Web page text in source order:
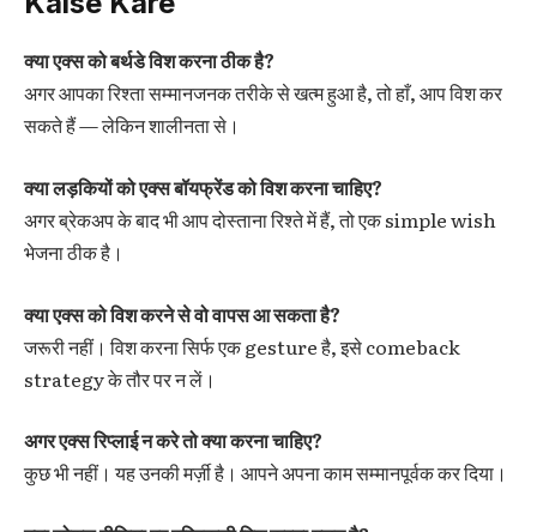
क्या एक्स को बर्थडे विश करना ठीक है?
अगर आपका रिश्ता सम्मानजनक तरीके से खत्म हुआ है, तो हाँ, आप विश कर
सकते हैं — लेकिन शालीनता से।
क्या लड़कियों को एक्स बॉयफ्रेंड को विश करना चाहिए?
अगर ब्रेकअप के बाद भी आप दोस्ताना रिश्ते में हैं, तो एक simple wish
भेजना ठीक है।
क्या एक्स को विश करने से वो वापस आ सकता है?
जरूरी नहीं। विश करना सिर्फ एक gesture है, इसे comeback
strategy के तौर पर न लें।
अगर एक्स रिप्लाई न करे तो क्या करना चाहिए?
कुछ भी नहीं। यह उनकी मर्ज़ी है। आपने अपना काम सम्मानपूर्वक कर दिया।